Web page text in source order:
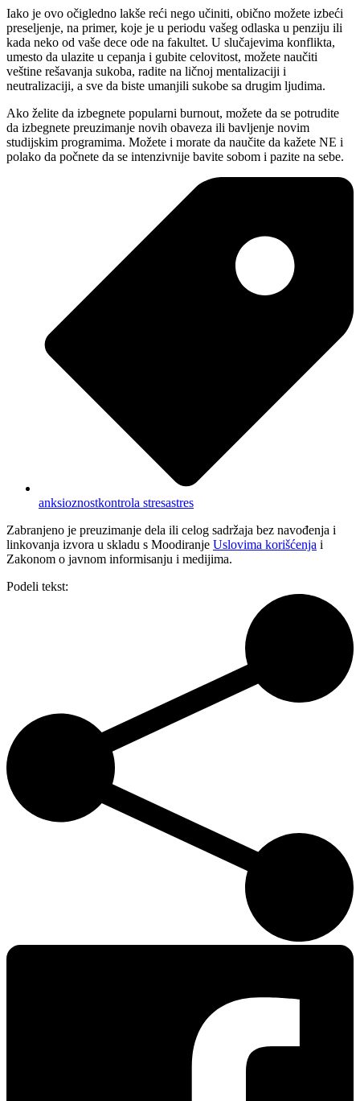
Iako je ovo očigledno lakše reći nego učiniti, obično možete izbeći
preseljenje, na primer, koje je u periodu vašeg odlaska u penziju ili
kada neko od vaše dece ode na fakultet. U slučajevima konflikta,
umesto da ulazite u cepanja i gubite celovitost, možete naučiti
veštine rešavanja sukoba, radite na ličnoj mentalizaciji i
neutralizaciji, a sve da biste umanjili sukobe sa drugim ljudima.
Ako želite da izbegnete popularni burnout, možete da se potrudite
da izbegnete preuzimanje novih obaveza ili bavljenje novim
studijskim programima. Možete i morate da naučite da kažete NE i
polako da počnete da se intenzivnije bavite sobom i pazite na sebe.
anksioznostkontrola stresastres
Zabranjeno je preuzimanje dela ili celog sadržaja bez navođenja i
linkovanja izvora u skladu s Moodiranje Uslovima korišćenja i
Zakonom o javnom informisanju i medijima.
Podeli tekst: